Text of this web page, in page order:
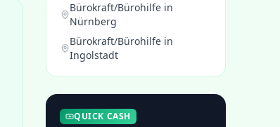
Bürokraft/Bürohilfein
Nürnberg
Bürokraft/Bürohilfein
Ingolstadt
QUICK CASH